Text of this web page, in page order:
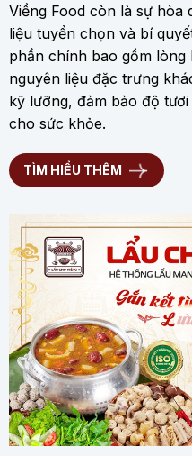
Viềng Food còn là sự hòa
liệu tuyển chọn và bí
phần chính bao gồm lòng
nguyên liệu đặc trưng
kỹ lưỡng, đảm bảo độ
cho sức khỏe.
TÌM HIỂU THÊM